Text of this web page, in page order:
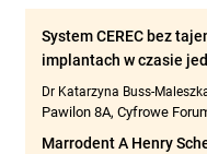
System CEREC bez
implantach w czasie
Dr Katarzyna Buss-
Pawilon 8A, Cyfrowe
Marrodent A Henry